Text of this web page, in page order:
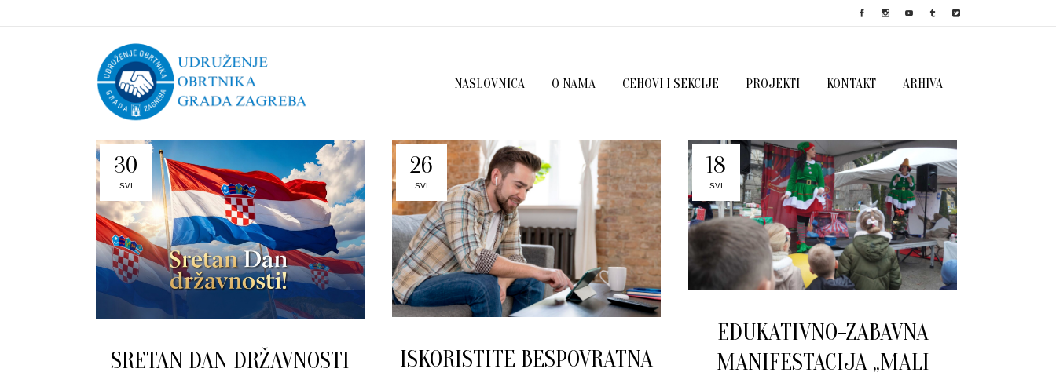
NASLOVNICA O NAMA CEHOVI I SEKCIJE PROJEKTI KONTAKT ARHIVA
30
SVI
SRETAN DAN DRŽAVNOSTI
26
SVI
ISKORISTITE BESPOVRATNA
18
SVI
EDUKATIVNO-ZABAVNA
MANIFESTACIJA „MALI